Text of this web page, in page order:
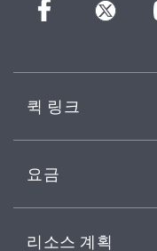
퀵 링크
요금
리소스 계획